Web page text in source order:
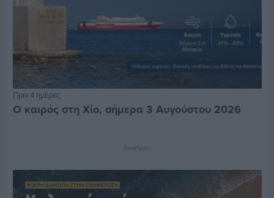
Πριν 4 ημέρες
Ο καιρός στη Χίο, σήμερα 3 Αυγούστου 2026
Διαφήμιση